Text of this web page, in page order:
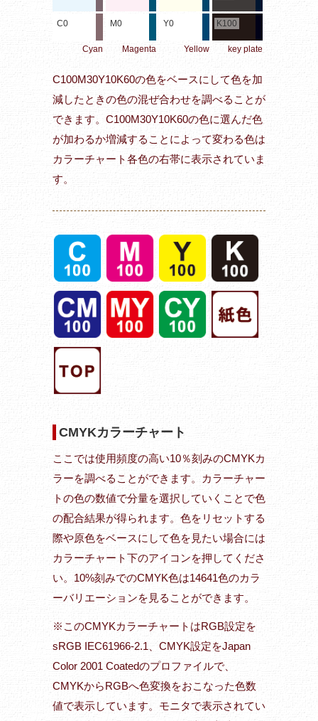
C0
Cyan
M0
Magenta
Y0
Yellow
K100
key plate
C100M30Y10K60の色をベースにして色を加
減したときの色の混ぜ合わせを調べることが
できます。C100M30Y10K60の色に選んだ色
が加わるか増減することによって変わる色は
カラーチャート各色の右帯に表示されていま
す。
CMYKカラーチャート
ここでは使用頻度の高い10％刻みのCMYKカ
ラーを調べることができます。カラーチャー
トの色の数値で分量を選択していくことで色
の配合結果が得られます。色をリセットする
際や原色をベースにして色を見たい場合には
カラーチャート下のアイコンを押してくださ
い。10%刻みでのCMYK色は14641色のカラ
ーバリエーションを見ることができます。
※このCMYKカラーチャートはRGB設定を
sRGB IEC61966-2.1、CMYK設定をJapan
Color 2001 Coatedのプロファイルで、
CMYKからRGBへ色変換をおこなった色数
値で表示しています。モニタで表示されてい